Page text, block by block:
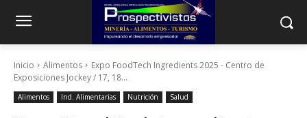
Inicio Alimentos
Expo FoodTech Ingredients 2025 - Centro de
Exposiciones Jockey / 17, 18...
Alimentos Ind. Alimentarias Nutrición Salud